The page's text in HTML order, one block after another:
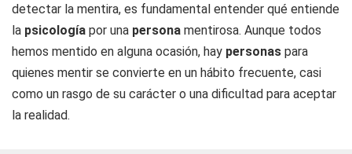
detectar la mentira, es fundamental entender qué entiende
la psicología por una persona mentirosa. Aunque todos
hemos mentido en alguna ocasión, hay personas para
quienes mentir se convierte en un hábito frecuente, casi
como un rasgo de su carácter o una dificultad para aceptar
la realidad.